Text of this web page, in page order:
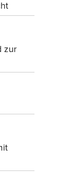
zur